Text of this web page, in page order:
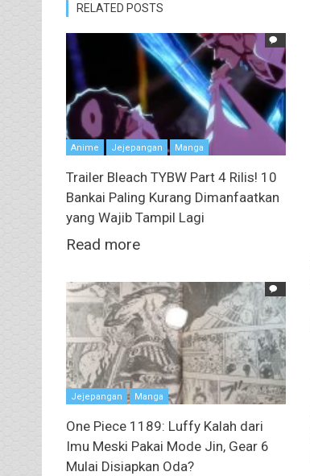
RELATED POSTS
Anime Jejepangan Manga
Trailer Bleach TYBW Part 4 Rilis! 10
Bankai Paling Kurang Dimanfaatkan
yang Wajib Tampil Lagi
Read more
Jejepangan Manga
One Piece 1189: Luffy Kalah dari
Imu Meski Pakai Mode Jin, Gear 6
Mulai Disiapkan Oda?